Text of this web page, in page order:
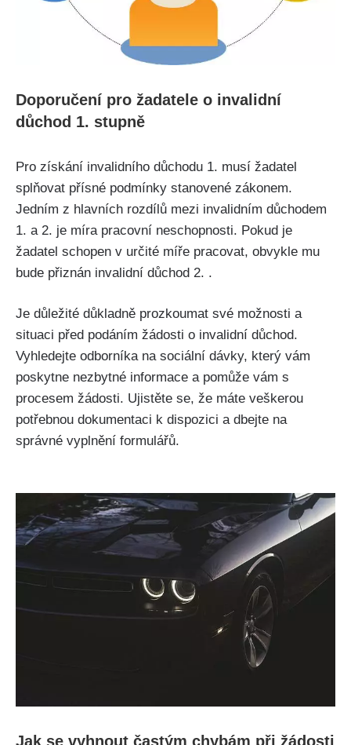
Doporučení pro žadatele o invalidní
důchod 1. stupně
Pro získání invalidního důchodu 1. musí žadatel
splňovat přísné podmínky stanovené zákonem.
Jedním z hlavních rozdílů mezi invalidním důchodem
1. a 2. je míra pracovní neschopnosti. Pokud je
žadatel schopen v určité míře pracovat, obvykle mu
bude přiznán invalidní důchod 2. .
Je důležité důkladně prozkoumat své možnosti a
situaci před podáním žádosti o invalidní důchod.
Vyhledejte odborníka na sociální dávky, který vám
poskytne nezbytné informace a pomůže vám s
procesem žádosti. Ujistěte se, že máte veškerou
potřebnou dokumentaci k dispozici a dbejte na
správné vyplnění formulářů.
Jak se vyhnout častým chybám při žádosti